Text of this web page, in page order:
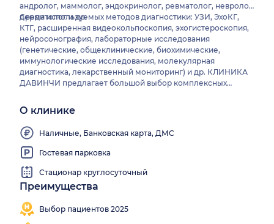
андролог, маммолог, эндокринолог, ревматолог, невролог,
дерматолог и др.
Среди используемых методов диагностики: УЗИ, ЭхоКГ,
КТГ, расширенная видеокольпоскопия, эхогистероскопия,
нейросонография, лабораторные исследования
(генетические, общеклинические, биохимические,
иммунологические исследования, молекулярная
диагностика, лекарственный мониторинг) и др. КЛИНИКА
ДАВИНЧИ предлагает большой выбор комплексных
заболеваний («Гинекология», «Маммология», «Женский
комплекс» и др.).
О клинике
Наличные, Банковская карта, ДМС
Гостевая парковка
Стационар круглосуточный
Преимущества
Выбор пациентов 2025